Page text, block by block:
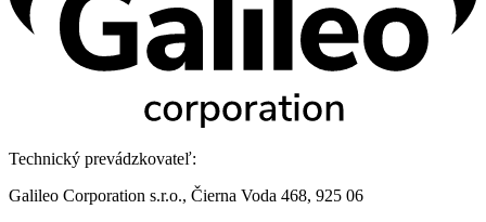
Technický prevádzkovateľ:
Galileo Corporation s.r.o., Čierna Voda 468, 925 06